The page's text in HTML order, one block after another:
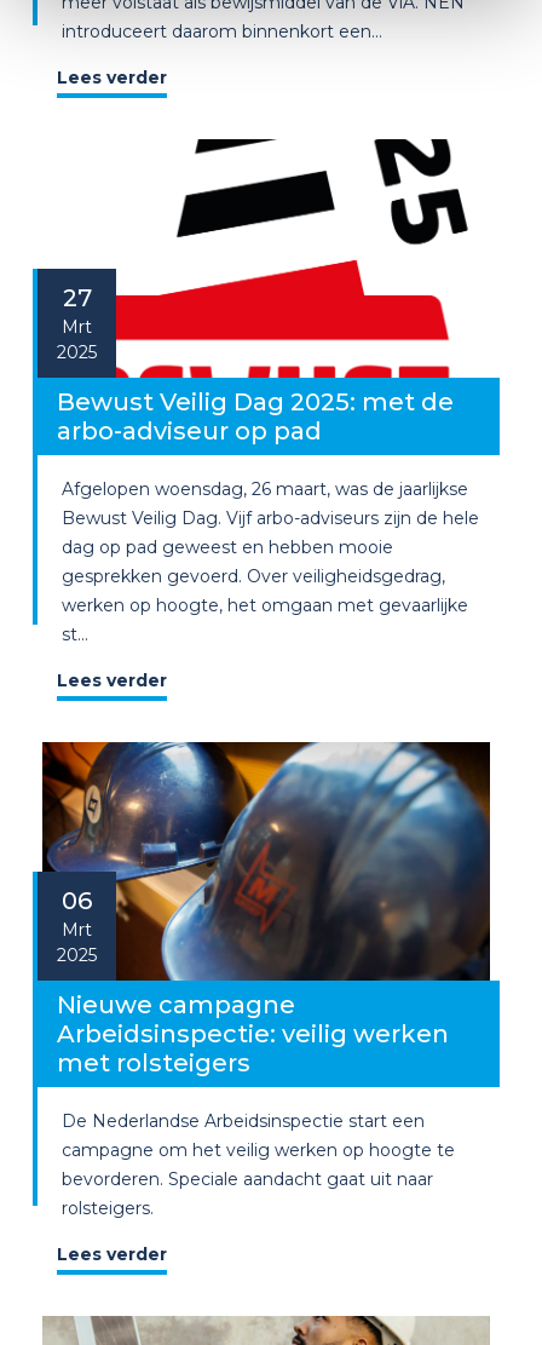
introduceert daarom binnenkort een...
Lees verder
27
Mrt
2025
Bewust Veilig Dag 2025: met de
arbo-adviseur op pad
Afgelopen woensdag, 26 maart, was de jaarlijkse
Bewust Veilig Dag. Vijf arbo-adviseurs zijn de hele
dag op pad geweest en hebben mooie
gesprekken gevoerd. Over veiligheidsgedrag,
werken op hoogte, het omgaan met gevaarlijke
st...
Lees verder
06
Mrt
2025
Nieuwe campagne
Arbeidsinspectie: veilig werken
met rolsteigers
De Nederlandse Arbeidsinspectie start een
campagne om het veilig werken op hoogte te
bevorderen. Speciale aandacht gaat uit naar
rolsteigers.
Lees verder